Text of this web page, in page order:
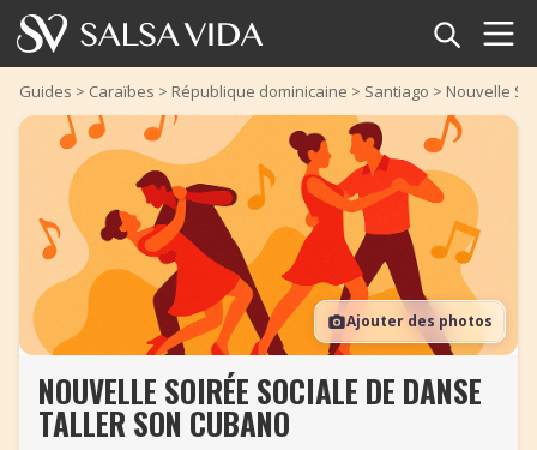
Accueil
Événements
Actualités
Articles
Vidéos
Glossaire
Guides > Caraïbes > République dominicaine > Santiago > Nouvelle
Ajouter des photos
NOUVELLE SOIRÉE SOCIALE DE DANSE
TALLER SON CUBANO